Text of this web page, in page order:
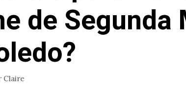
de Segunda
Claire